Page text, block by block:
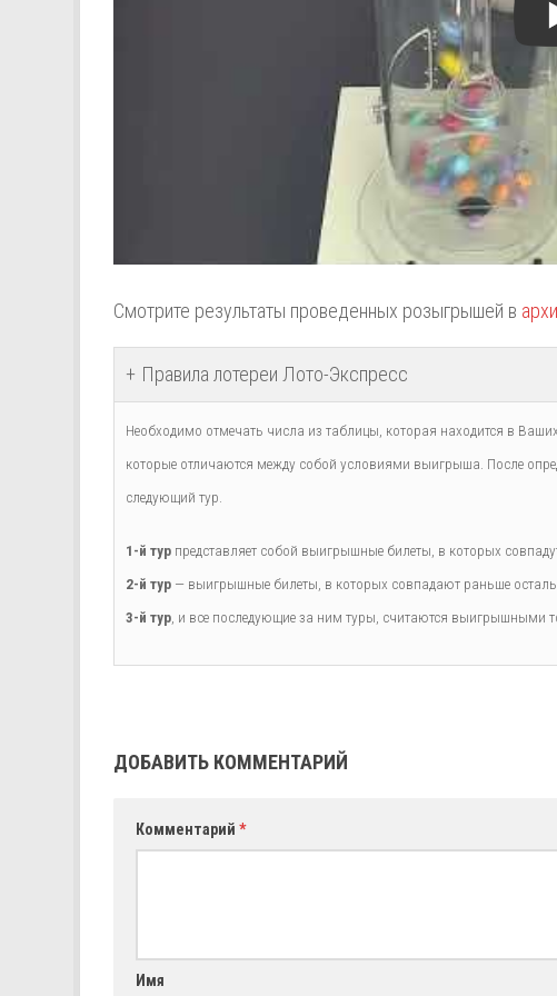
Смотрите результаты проведенных розыгрышей в
Правила лотереи Лото-Экспресс
Необходимо отмечать числа из таблицы, которая находится в
которые отличаются между собой условиями выигрыша. После
следующий тур.
1-й тур представляет собой выигрышные билеты, в которых
2-й тур — выигрышные билеты, в которых совпадают раньше
3-й тур , и все последующие за ним туры, считаются выигрышными
ДОБАВИТЬ КОММЕНТАРИЙ
Комментарий *
Имя